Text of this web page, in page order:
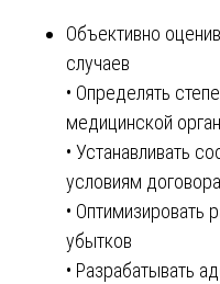
Объективно
случаев
• Определять
медицинской
• Устанавливать
условиям
• Оптимизировать
убытков
• Разрабатывать